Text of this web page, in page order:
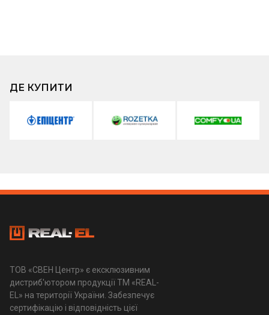
ДЕ КУПИТИ
ТОВ «СВЕН Центр» є ексклюзивним
дистриб'ютором продукції ТМ «REAL-
EL» на території України. Забезпечує
сертифікацію і відповідність цієї